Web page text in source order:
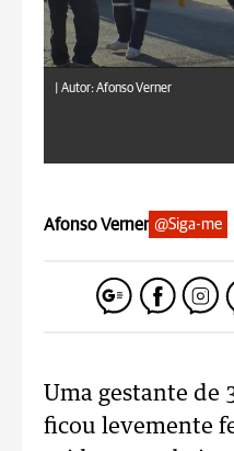
Autor: Afonso Verner
Afonso Verner @Siga-me
Uma gestante de
ficou levemente